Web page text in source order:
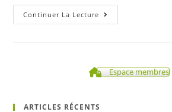
Continuer La Lecture Coronavirus
Et
Espace membres
ARTICLES RÉCENTS